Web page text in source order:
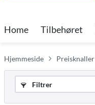
Home Tilbehøret
Hjemmeside Preisknaller
Filtrer